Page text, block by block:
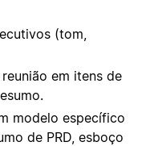
(tom,
em itens de
modelo específico
de PRD, esboço